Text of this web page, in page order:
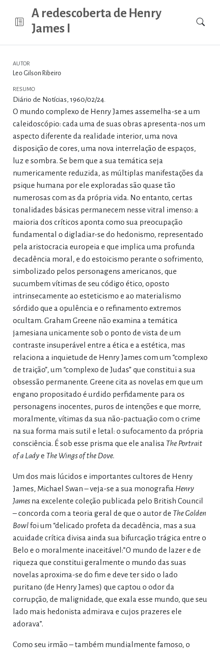
A redescoberta de Henry
James I
AUTOR
Leo Gilson Ribeiro
RESUMO
Diário de Notícias, 1960/02/24.
O mundo complexo de Henry James assemelha-se a um
caleidoscópio: cada uma de suas obras apresenta-nos um
aspecto diferente da realidade interior, uma nova
disposição de cores, uma nova interrelação de espaços,
luz e sombra. Se bem que a sua temática seja
numericamente reduzida, as múltiplas manifestações da
psique humana por ele exploradas são quase tão
numerosas com as da própria vida. No entanto, certas
tonalidades básicas permanecem nesse vitral imenso: a
maioria dos críticos aponta como sua preocupação
fundamental o digladiar-se do hedonismo, representado
pela aristocracia europeia e que implica uma profunda
decadência moral, e do estoicismo perante o sofrimento,
simbolizado pelos personagens americanos, que
sucumbem vítimas de seu código ético, oposto
intrinsecamente ao esteticismo e ao materialismo
sórdido que a opulência e o refinamento extremos
ocultam. Graham Greene não examina a temática
jamesiana unicamente sob o ponto de vista de um
contraste insuperável entre a ética e a estética, mas
relaciona a inquietude de Henry James com um “complexo
de traição”, um “complexo de Judas” que constitui a sua
obsessão permanente. Greene cita as novelas em que um
engano propositado é urdido perfidamente para os
personagens inocentes, puros de intenções e que morre,
moralmente, vítimas da sua não-pactuação com o crime
na sua forma mais sutil e letal: o sufocamento da própria
consciência. É sob esse prisma que ele analisa The Portrait
of a Ladye The Wings of the Dove.
Um dos mais lúcidos e importantes cultores de Henry
James, Michael Swan – veja-se a sua monografia Henry
Jamesna excelente coleção publicada pelo British Council
– concorda com a teoria geral de que o autor de The Golden
Bowlfoi um “delicado profeta da decadência, mas a sua
acuidade crítica divisa ainda sua bifurcação trágica entre o
Belo e o moralmente inaceitável:”O mundo de lazer e de
riqueza que constitui geralmente o mundo das suas
novelas aproxima-se do fim e deve ter sido o lado
puritano (de Henry James) que captou o odor da
corrupção, de malignidade, que exala esse mundo, que seu
lado mais hedonista admirava e cujos prazeres ele
adorava”.
Como seu irmão – também mundialmente famoso, o